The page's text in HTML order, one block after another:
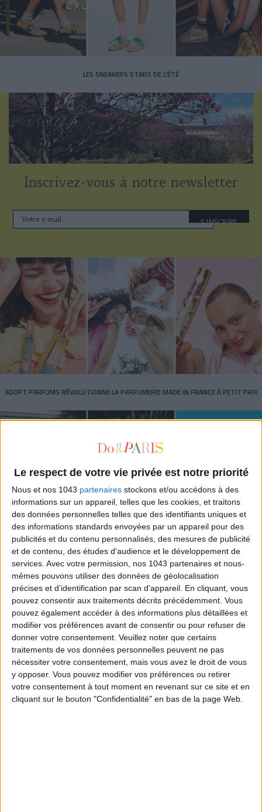
Le respect de votre vie privée est notre priorité
Nous et nos 1043 partenaires stockons et/ou accédons à des
informations sur un appareil, telles que les cookies, et traitons
des données personnelles telles que des identifiants uniques et
des informations standards envoyées par un appareil pour des
publicités et du contenu personnalisés, des mesures de publicité
et de contenu, des études d'audience et le développement de
services. Avec votre permission, nos 1043 partenaires et nous-
mêmes pouvons utiliser des données de géolocalisation
précises et d’identification par scan d'appareil. En cliquant, vous
pouvez consentir aux traitements décrits précédemment. Vous
pouvez également accéder à des informations plus détaillées et
modifier vos préférences avant de consentir ou pour refuser de
donner votre consentement. Veuillez noter que certains
traitements de vos données personnelles peuvent ne pas
nécessiter votre consentement, mais vous avez le droit de vous
y opposer. Vous pouvez modifier vos préférences ou retirer
votre consentement à tout moment en revenant sur ce site et en
cliquant sur le bouton "Confidentialité" en bas de la page Web.
LES SNEAKERS STARS DE L’ÉTÉ
Inscrivez-vous à notre newsletter
S'INSCRIRE
ADOPT PARFUMS RÉVOLUTIONNE LA PARFUMERIE MADE IN FRANCE À PETIT PRIX
TOUT CE QUE VOUS DEVEZ FAIRE À PARIS EN AOÛT
LES SPF 50 QUI DONNENT ENVIE DE SE TARTINER